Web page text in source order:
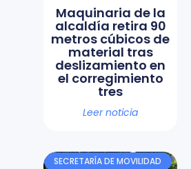
Maquinaria de la
alcaldía retira 90
metros cúbicos de
material tras
deslizamiento en
el corregimiento
tres
Leer noticia
SECRETARÍA DE MOVILIDAD